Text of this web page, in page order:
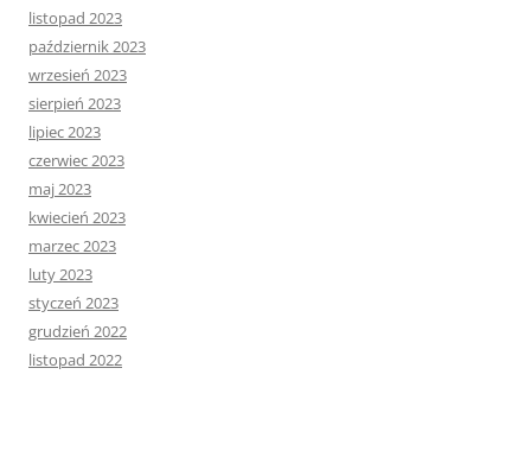
listopad 2023
październik 2023
wrzesień 2023
sierpień 2023
lipiec 2023
czerwiec 2023
maj 2023
kwiecień 2023
marzec 2023
luty 2023
styczeń 2023
grudzień 2022
listopad 2022